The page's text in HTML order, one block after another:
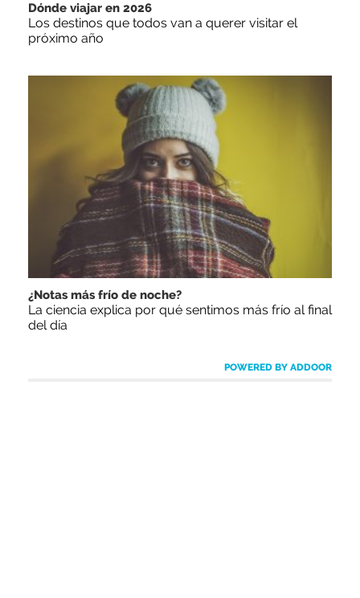
Dónde viajar en 2026
Los destinos que todos van a querer visitar el
próximo año
¿Notas más frío de noche?
La ciencia explica por qué sentimos más frío al final
del día
POWERED BY ADDOOR